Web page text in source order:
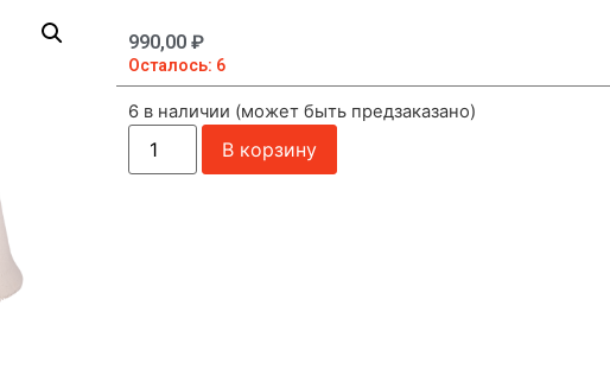
990,00 ₽
Осталось: 6
6 в наличии (может быть предзаказано)
В корзину